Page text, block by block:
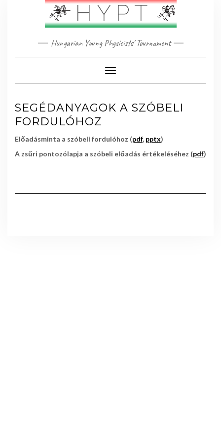
HYPT
Hungarian Young Physicists' Tournament
Toggle Navigation
SEGÉDANYAGOK A SZÓBELI
FORDULÓHOZ
Előadásminta a szóbeli fordulóhoz (pdf, pptx)
A zsűri pontozólapja a szóbeli előadás értékeléséhez (pdf)